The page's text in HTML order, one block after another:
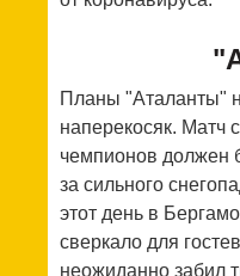
Планы "Аталанты"
наперекосяк. Матч
чемпионов должен
за сильного
этот день в
сверкало для
неожиданно забил